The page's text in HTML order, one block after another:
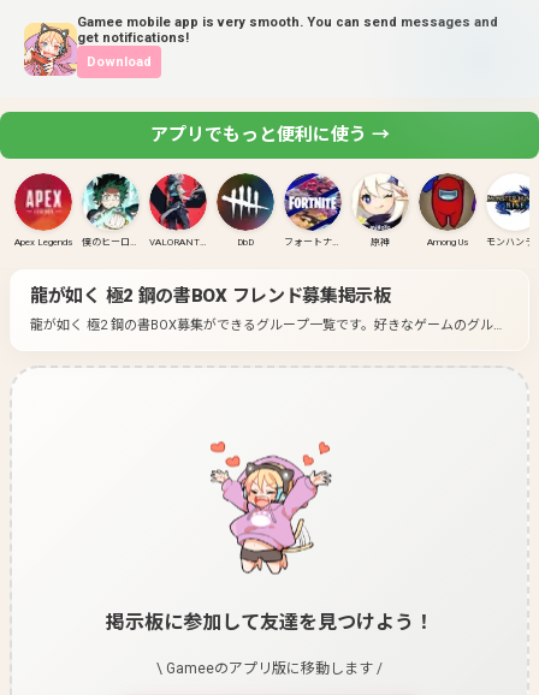
Gamee mobile app is very smooth. You can send messages and
get notifications!
Download
アプリでもっと便利に使う →
Apex Legends 僕のヒーローアカデミア ULTRA RUMBLE VALORANT(PC) DbD フォートナイト 原神 Among Us
龍が如く 極2 鋼の書BOXフレンド募集掲示板
龍が如く 極2 鋼の書BOX募集ができるグループ一覧です。 好きなゲームのグルー
掲示板に参加して友達を見つけよう！
\ Gameeのアプリ版に移動します /